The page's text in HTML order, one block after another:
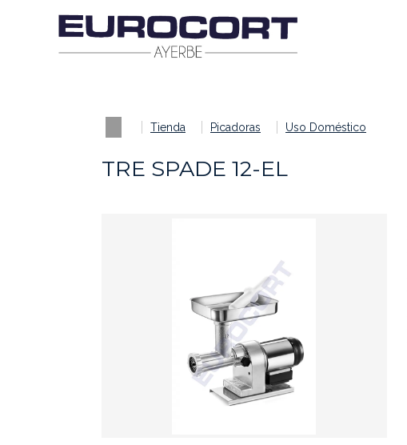
Tienda Picadoras Uso Doméstico
TRE SPADE 12-EL